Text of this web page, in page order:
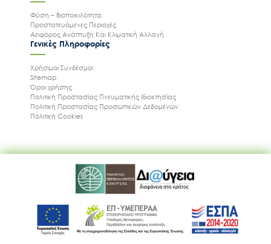
Φύση – Βιοποικιλότητα
Προστατευόμενες Περιοχές
Αειφόρος Ανάπτυξη Και Κλιματική Αλλαγή
Γενικές Πληροφορίες
Χρήσιμοι Συνδέσμοι
Sitemap
Όροι χρήσης
Πολιτική Προστασίας Πνευματικής Ιδιοκτησίας
Πολιτική Προστασίας Προσωπικών Δεδομένων
Πολιτική Cookies